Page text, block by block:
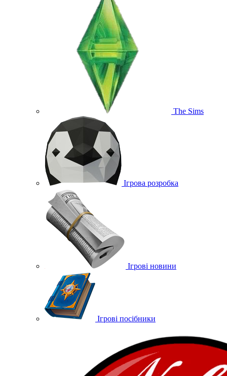
The Sims
Ігрова розробка
Ігрові новини
Ігрові посібники